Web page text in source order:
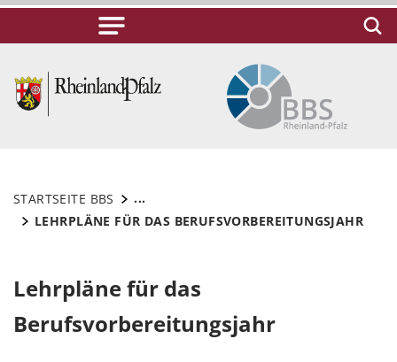
STARTSEITE BBS
...
LEHRPLÄNE FÜR DAS BERUFSVORBEREITUNGSJAHR
Lehrpläne für das
Berufsvorbereitungsjahr